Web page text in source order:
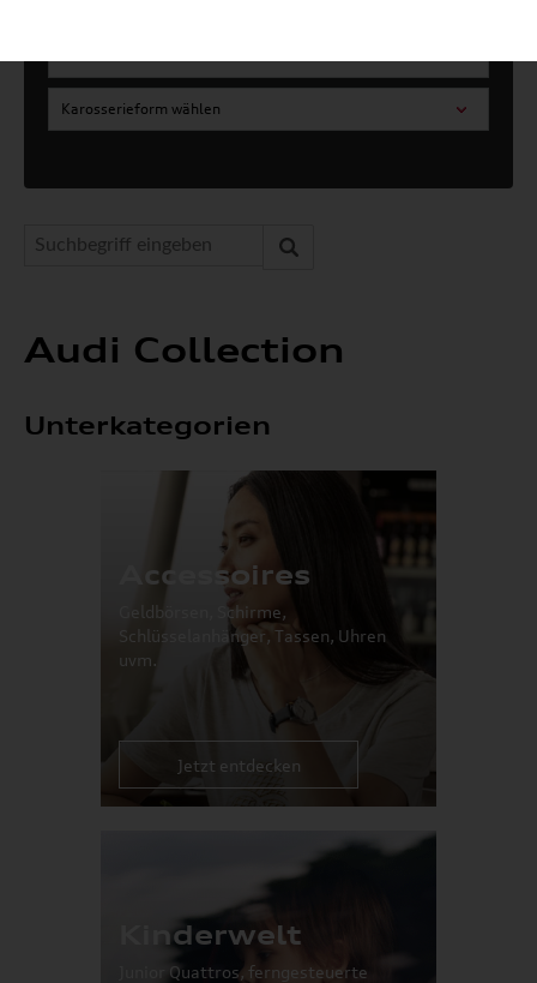
Karosserieform wählen
Audi Collection
Unterkategorien
Accessoires
Geldbörsen, Schirme,
Schlüsselanhänger, Tassen, Uhren
uvm.
Jetzt entdecken
Kinderwelt
Junior Quattros, ferngesteuerte